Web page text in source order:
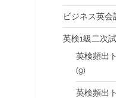
ビジネス英会
英検1級二次
英検頻出
(9)
英検頻出